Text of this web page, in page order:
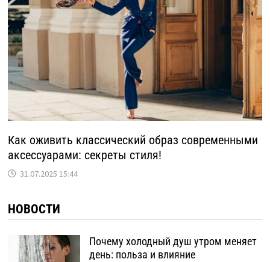
Как оживить классический образ современными
аксессуарами: секреты стиля!
31.07.2025 15:44
НОВОСТИ
Почему холодный душ утром меняет
день: польза и влияние